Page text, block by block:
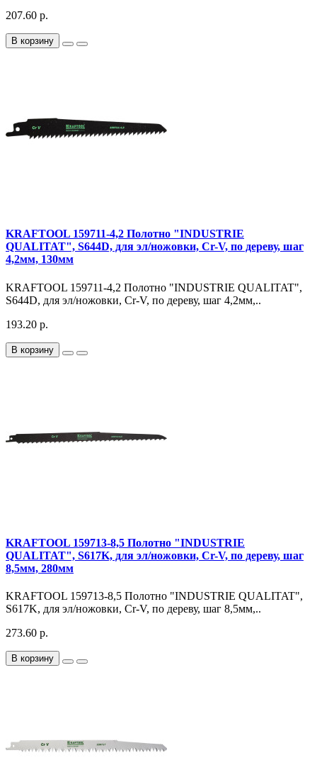
207.60 р.
В корзину
KRAFTOOL 159711-4,2 Полотно "INDUSTRIE
QUALITAT", S644D, для эл/ножовки, Cr-V, по дереву, шаг
4,2мм, 130мм
KRAFTOOL 159711-4,2 Полотно "INDUSTRIE QUALITAT",
S644D, для эл/ножовки, Cr-V, по дереву, шаг 4,2мм,..
193.20 р.
В корзину
KRAFTOOL 159713-8,5 Полотно "INDUSTRIE
QUALITAT", S617K, для эл/ножовки, Cr-V, по дереву, шаг
8,5мм, 280мм
KRAFTOOL 159713-8,5 Полотно "INDUSTRIE QUALITAT",
S617K, для эл/ножовки, Cr-V, по дереву, шаг 8,5мм,..
273.60 р.
В корзину